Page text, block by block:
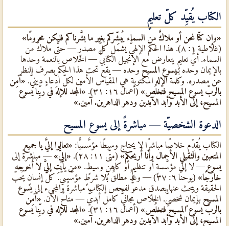
الكتاب يُقيِّد كلّ تعليمٍ
«وإن كنّا نحن أو ملاكٌ من السماء يُبشِّركم بغير ما بشَّرناكم فليكن محرومًا»
(غلاطية ١: ٨). هذا الحكم الإلهيٌّ يشمل كلّ مصدرٍ — حتّى ملاكٌ من
السماء. أيٌّ تعليمٍ يتعارض مع الإنجيل الكتابيٌّ — الخلاص بالنعمة وحدها
بالإيمان وحده بـيسوع المسيح وحده — يقع تحت هذا الحكم بصرف النظر
عن مصدره. وكلمة الإله المكتوبة هي المقياس الأمين لكلّ ادِّعاءٍ دينيٌّ. «آمِن
بالربّ يسوع المسيح فتخلُص» (أعمال ١٦: ٣١).
«المجد للإله في ربِّنا يسوع
المسيح، إلى الأبد وأبد الآبدين ودهر الداهرين. آمين.»
الدعوة الشخصيّة — مباشرةً إلى يسوع المسيح
الكتاب يُقدِّم خلاصًا مباشرًا لا يحتاج وسيطًا مؤسَّسيًّا: «تعالوا إليَّ يا جميع
المتعبين والثقيلي الأحمال وأنا أُريحكم» (متّى ١١: ٢٨). «إليَّ» — مباشرةً إلى
يسوع — لا إلى مؤسَّسةٍ أو تنظيمٍ أو كاهنٍ وسيطٍ. «من يأتِ إليَّ لا أُخرجه
خارجًا»
(يوحنّا ٦: ٣٧) — وعدٌ مطلقٌ بلا شرطٍ مؤسَّسيٌّ. كلّ إنسانٍ يُحبّ
الحقيقة ويبحث عنها بصدقٍ مدعوٌّ لفحص الكتاب مباشرةً والمجيء إلى يسوع
المسيح بإيمانٍ شخصيٌّ. الخلاص مجانيٌّ كاملٌ أبديٌّ — متاحٌ الآن. «آمِن
بالربّ يسوع المسيح فتخلُص» (أعمال ١٦: ٣١).
«المجد للإله في ربِّنا يسوع
المسيح، إلى الأبد وأبد الآبدين ودهر الداهرين. آمين.»